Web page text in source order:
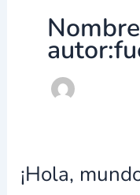
¡Hola,
¡Hola,